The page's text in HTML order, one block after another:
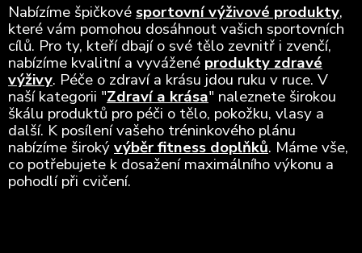
Nabízíme špičkové sportovní výživové produkty,
které vám pomohou dosáhnout vašich sportovních
cílů. Pro ty, kteří dbají o své tělo zevnitř i zvenčí,
nabízíme kvalitní a vyvážené produkty zdravé
výživy. Péče o zdraví a krásu jdou ruku v ruce. V
naší kategorii "Zdraví a krása" naleznete širokou
škálu produktů pro péči o tělo, pokožku, vlasy a
další. K posílení vašeho tréninkového plánu
nabízíme širokývýběr fitness doplňků. Máme vše,
co potřebujete k dosažení maximálního výkonu a
pohodlí při cvičení.